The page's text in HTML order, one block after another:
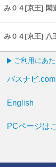
み０４[京王] 閑
み０４[京王] 八
ご利用にあ
バスナビ
English
PCページは